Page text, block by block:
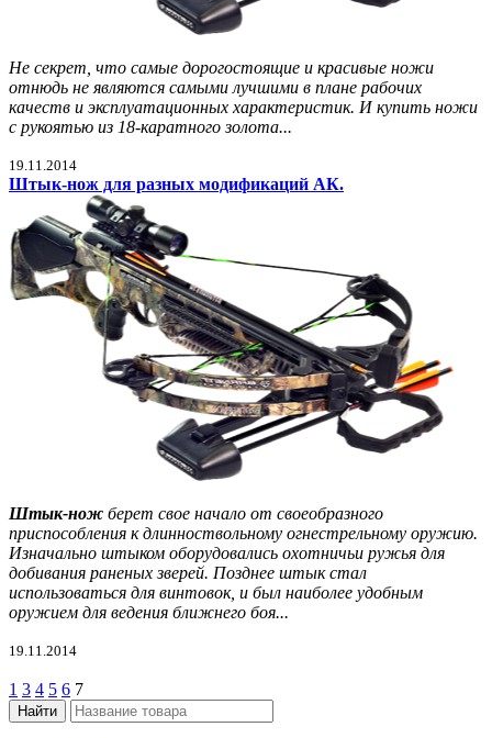
Не секрет, что самые дорогостоящие и красивые ножи
отнюдь не являются самыми лучшими в плане рабочих
качеств и эксплуатационных характеристик. И купить ножи
с рукоятью из 18-каратного золота...
19.11.2014
Штык-нож для разных модификаций АК.
Штык-нож берет свое начало от своеобразного
приспособления к длинноствольному огнестрельному оружию.
Изначально штыком оборудовались охотничьи ружья для
добивания раненых зверей. Позднее штык стал
использоваться для винтовок, и был наиболее удобным
оружием для ведения ближнего боя...
19.11.2014
1 3 4 5 6 7